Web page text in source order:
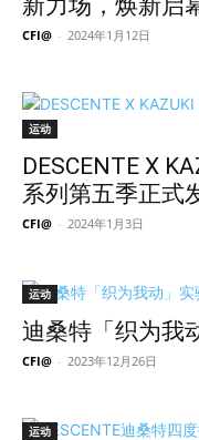
新力场，焕新启
CFI@ - 2024年1月12日
运动
DESCENTE X
系列第五季正式
CFI@ - 2024年1月3日
运动
迪桑特「织为我
CFI@ - 2023年12月26日
运动